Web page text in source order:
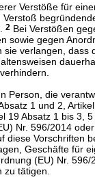
Verstöße für
Verstoß
2 Bei Verstößen
sowie gegen
sie verlangen, dass
Person, die
1 und 2,
19 Absatz 1 bis 3,
Nr. 596/2014
diese Vorschriften
Geschäfte für
(EU) Nr. 596/
tätigen.